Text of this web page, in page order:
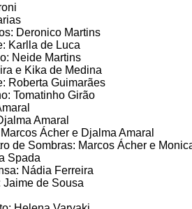
Deronico Martins
Karlla de Luca
Neide Martins
e Kika de Medina
Roberta Guimarães
Tomatinho Girão
Amaral
Ácher e Djalma Amaral
de Sombras: Marcos Ácher e
Spada
Nádia Ferreira
Jaime de Sousa